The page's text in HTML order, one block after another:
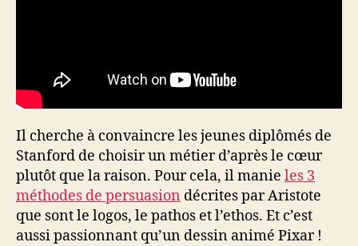
Il cherche à convaincre les jeunes diplômés de
Stanford de choisir un métier d’après le cœur
plutôt que la raison. Pour cela, il manie les 3
méthodes de persuasion décrites par Aristote
que sont le logos, le pathos et l’ethos. Et c’est
aussi passionnant qu’un dessin animé Pixar !